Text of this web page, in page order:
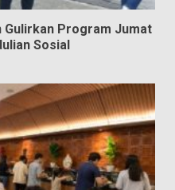
Gulirkan Program Jumat
Sosial